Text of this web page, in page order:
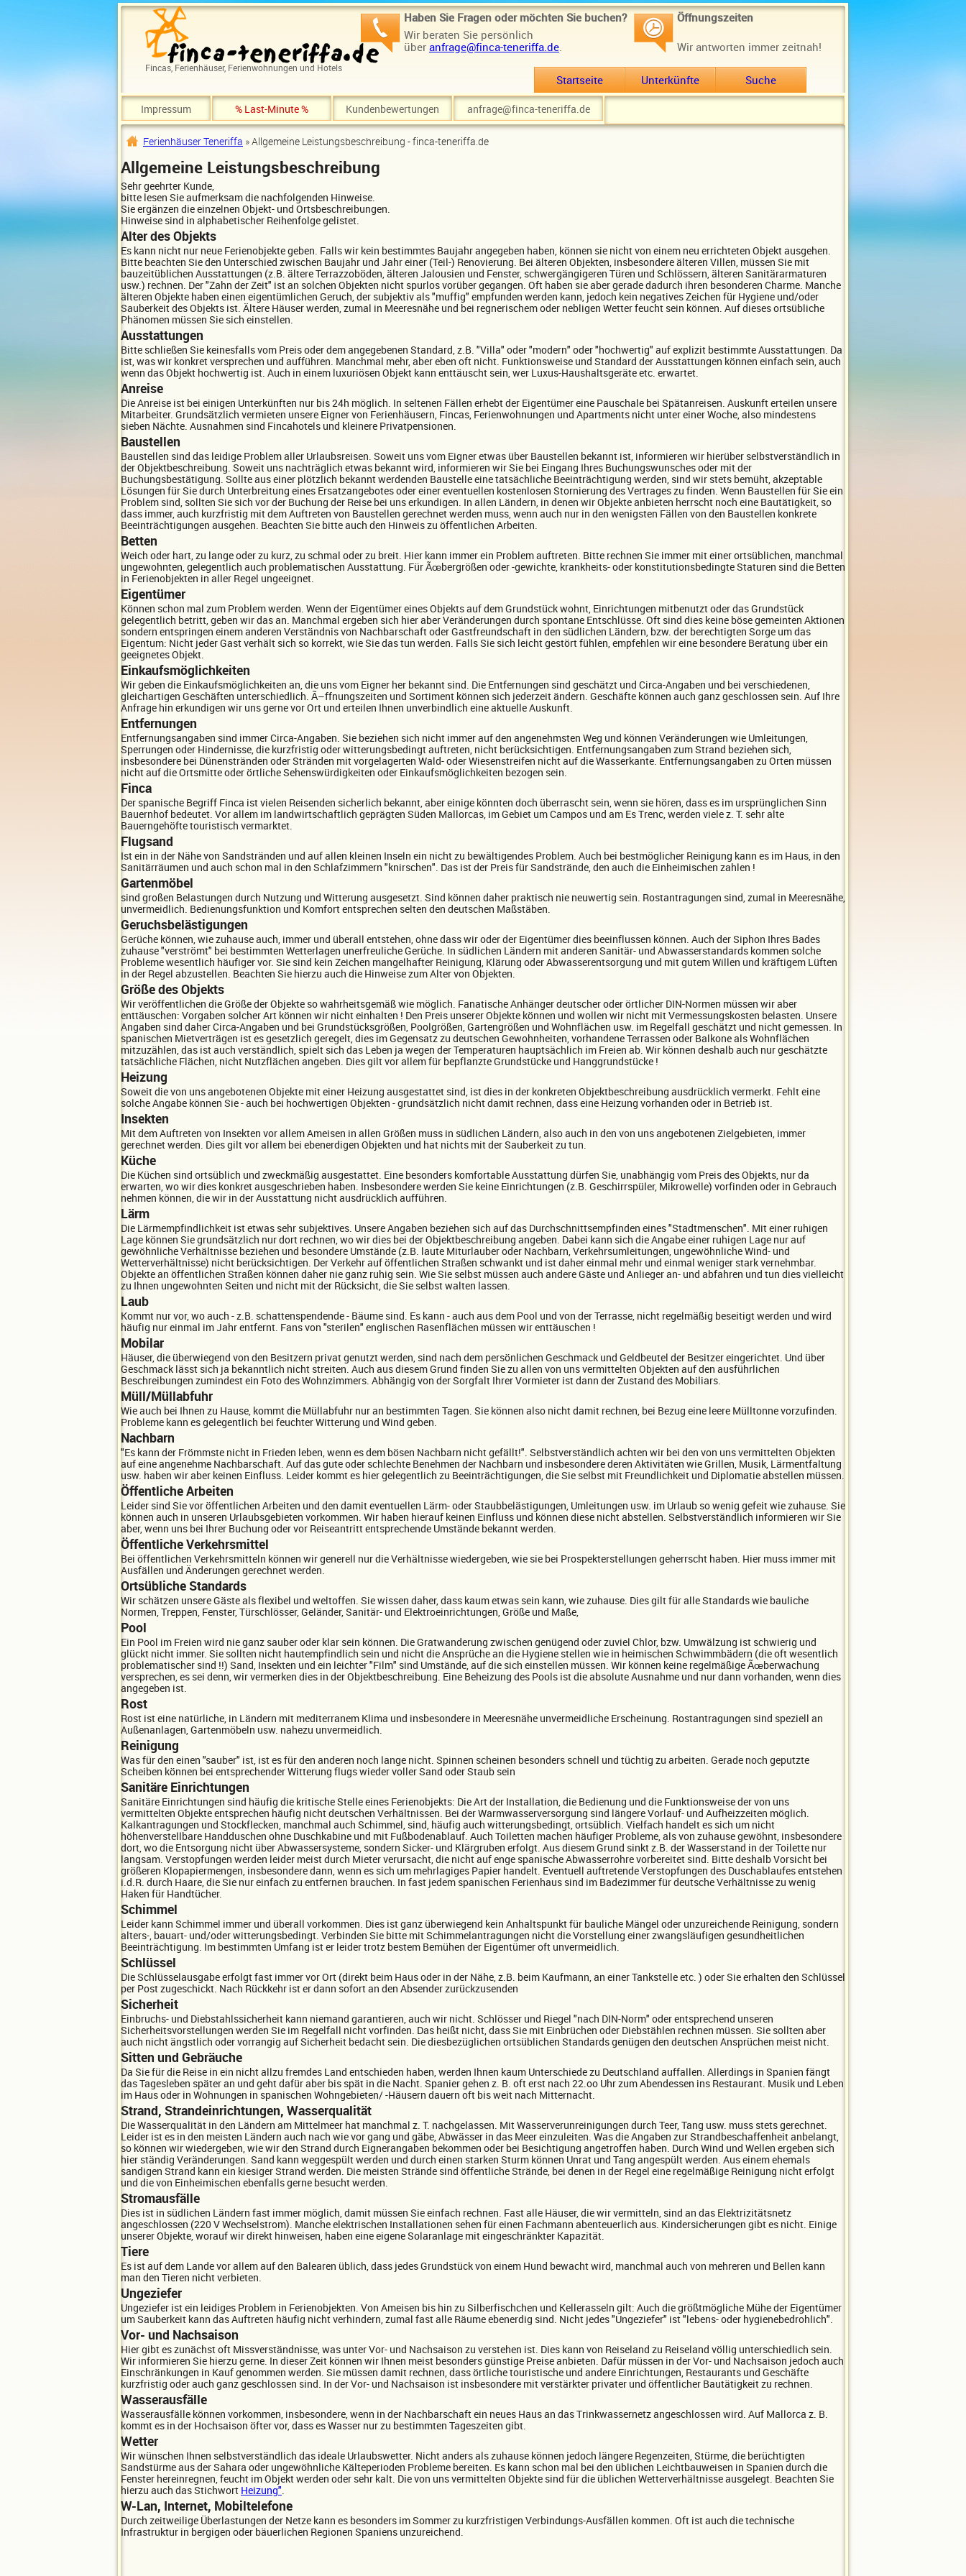
Haben Sie Fragen oder möchten Sie buchen?
Wir beraten Sie persönlich
über anfrage@finca-teneriffa.de.
Öffnungszeiten
Wir antworten immer zeitnah!
Fincas, Ferienhäuser, Ferienwohnungen und Hotels
Startseite Unterkünfte Suche
Impressum % Last-Minute % Kundenbewertungen anfrage@finca-teneriffa.de
Sie sind hier
Ferienhäuser Teneriffa » Allgemeine Leistungsbeschreibung - finca-teneriffa.de
Allgemeine Leistungsbeschreibung
Sehr geehrter Kunde,
bitte lesen Sie aufmerksam die nachfolgenden Hinweise.
Sie ergänzen die einzelnen Objekt- und Ortsbeschreibungen.
Hinweise sind in alphabetischer Reihenfolge gelistet.
Alter des Objekts
Es kann nicht nur neue Ferienobjekte geben. Falls wir kein bestimmtes Baujahr angegeben haben, können sie nicht von einem neu errichteten Objekt ausgehen.
Bitte beachten Sie den Unterschied zwischen Baujahr und Jahr einer (Teil-) Renovierung. Bei älteren Objekten, insbesondere älteren Villen, müssen Sie mit
bauzeitüblichen Ausstattungen (z.B. ältere Terrazzoböden, älteren Jalousien und Fenster, schwergängigeren Türen und Schlössern, älteren Sanitärarmaturen
usw.) rechnen. Der "Zahn der Zeit" ist an solchen Objekten nicht spurlos vorüber gegangen. Oft haben sie aber gerade dadurch ihren besonderen Charme. Manche
älteren Objekte haben einen eigentümlichen Geruch, der subjektiv als "muffig" empfunden werden kann, jedoch kein negatives Zeichen für Hygiene und/oder
Sauberkeit des Objekts ist. Ältere Häuser werden, zumal in Meeresnähe und bei regnerischem oder nebligen Wetter feucht sein können. Auf dieses ortsübliche
Phänomen müssen Sie sich einstellen.
Ausstattungen
Bitte schließen Sie keinesfalls vom Preis oder dem angegebenen Standard, z.B. "Villa" oder "modern" oder "hochwertig" auf explizit bestimmte Ausstattungen. Da
ist, was wir konkret versprechen und aufführen. Manchmal mehr, aber eben oft nicht. Funktionsweise und Standard der Ausstattungen können einfach sein, auch
wenn das Objekt hochwertig ist. Auch in einem luxuriösen Objekt kann enttäuscht sein, wer Luxus-Haushaltsgeräte etc. erwartet.
Anreise
Die Anreise ist bei einigen Unterkünften nur bis 24h möglich. In seltenen Fällen erhebt der Eigentümer eine Pauschale bei Spätanreisen. Auskunft erteilen unsere
Mitarbeiter. Grundsätzlich vermieten unsere Eigner von Ferienhäusern, Fincas, Ferienwohnungen und Apartments nicht unter einer Woche, also mindestens
sieben Nächte. Ausnahmen sind Fincahotels und kleinere Privatpensionen.
Baustellen
Baustellen sind das leidige Problem aller Urlaubsreisen. Soweit uns vom Eigner etwas über Baustellen bekannt ist, informieren wir hierüber selbstverständlich in
der Objektbeschreibung. Soweit uns nachträglich etwas bekannt wird, informieren wir Sie bei Eingang Ihres Buchungswunsches oder mit der
Buchungsbestätigung. Sollte aus einer plötzlich bekannt werdenden Baustelle eine tatsächliche Beeinträchtigung werden, sind wir stets bemüht, akzeptable
Lösungen für Sie durch Unterbreitung eines Ersatzangebotes oder einer eventuellen kostenlosen Stornierung des Vertrages zu finden. Wenn Baustellen für Sie ein
Problem sind, sollten Sie sich vor der Buchung der Reise bei uns erkundigen. In allen Ländern, in denen wir Objekte anbieten herrscht noch eine Bautätigkeit, so
dass immer, auch kurzfristig mit dem Auftreten von Baustellen gerechnet werden muss, wenn auch nur in den wenigsten Fällen von den Baustellen konkrete
Beeinträchtigungen ausgehen. Beachten Sie bitte auch den Hinweis zu öffentlichen Arbeiten.
Betten
Weich oder hart, zu lange oder zu kurz, zu schmal oder zu breit. Hier kann immer ein Problem auftreten. Bitte rechnen Sie immer mit einer ortsüblichen, manchmal
ungewohnten, gelegentlich auch problematischen Ausstattung. Für Ãœbergrößen oder -gewichte, krankheits- oder konstitutionsbedingte Staturen sind die Betten
in Ferienobjekten in aller Regel ungeeignet.
Eigentümer
Können schon mal zum Problem werden. Wenn der Eigentümer eines Objekts auf dem Grundstück wohnt, Einrichtungen mitbenutzt oder das Grundstück
gelegentlich betritt, geben wir das an. Manchmal ergeben sich hier aber Veränderungen durch spontane Entschlüsse. Oft sind dies keine böse gemeinten Aktionen
sondern entspringen einem anderen Verständnis von Nachbarschaft oder Gastfreundschaft in den südlichen Ländern, bzw. der berechtigten Sorge um das
Eigentum: Nicht jeder Gast verhält sich so korrekt, wie Sie das tun werden. Falls Sie sich leicht gestört fühlen, empfehlen wir eine besondere Beratung über ein
geeignetes Objekt.
Einkaufsmöglichkeiten
Wir geben die Einkaufsmöglichkeiten an, die uns vom Eigner her bekannt sind. Die Entfernungen sind geschätzt und Circa-Angaben und bei verschiedenen,
gleichartigen Geschäften unterschiedlich. Ã–ffnungszeiten und Sortiment können sich jederzeit ändern. Geschäfte können auch ganz geschlossen sein. Auf Ihre
Anfrage hin erkundigen wir uns gerne vor Ort und erteilen Ihnen unverbindlich eine aktuelle Auskunft.
Entfernungen
Entfernungsangaben sind immer Circa-Angaben. Sie beziehen sich nicht immer auf den angenehmsten Weg und können Veränderungen wie Umleitungen,
Sperrungen oder Hindernisse, die kurzfristig oder witterungsbedingt auftreten, nicht berücksichtigen. Entfernungsangaben zum Strand beziehen sich,
insbesondere bei Dünenstränden oder Stränden mit vorgelagerten Wald- oder Wiesenstreifen nicht auf die Wasserkante. Entfernungsangaben zu Orten müssen
nicht auf die Ortsmitte oder örtliche Sehenswürdigkeiten oder Einkaufsmöglichkeiten bezogen sein.
Finca
Der spanische Begriff Finca ist vielen Reisenden sicherlich bekannt, aber einige könnten doch überrascht sein, wenn sie hören, dass es im ursprünglichen Sinn
Bauernhof bedeutet. Vor allem im landwirtschaftlich geprägten Süden Mallorcas, im Gebiet um Campos und am Es Trenc, werden viele z. T. sehr alte
Bauerngehöfte touristisch vermarktet.
Flugsand
Ist ein in der Nähe von Sandstränden und auf allen kleinen Inseln ein nicht zu bewältigendes Problem. Auch bei bestmöglicher Reinigung kann es im Haus, in den
Sanitärräumen und auch schon mal in den Schlafzimmern "knirschen". Das ist der Preis für Sandstrände, den auch die Einheimischen zahlen !
Gartenmöbel
sind großen Belastungen durch Nutzung und Witterung ausgesetzt. Sind können daher praktisch nie neuwertig sein. Rostantragungen sind, zumal in Meeresnähe,
unvermeidlich. Bedienungsfunktion und Komfort entsprechen selten den deutschen Maßstäben.
Geruchsbelästigungen
Gerüche können, wie zuhause auch, immer und überall entstehen, ohne dass wir oder der Eigentümer dies beeinflussen können. Auch der Siphon Ihres Bades
zuhause "verströmt" bei bestimmten Wetterlagen unerfreuliche Gerüche. In südlichen Ländern mit anderen Sanitär- und Abwasserstandards kommen solche
Probleme wesentlich häufiger vor. Sie sind kein Zeichen mangelhafter Reinigung, Klärung oder Abwasserentsorgung und mit gutem Willen und kräftigem Lüften
in der Regel abzustellen. Beachten Sie hierzu auch die Hinweise zum Alter von Objekten.
Größe des Objekts
Wir veröffentlichen die Größe der Objekte so wahrheitsgemäß wie möglich. Fanatische Anhänger deutscher oder örtlicher DIN-Normen müssen wir aber
enttäuschen: Vorgaben solcher Art können wir nicht einhalten ! Den Preis unserer Objekte können und wollen wir nicht mit Vermessungskosten belasten. Unsere
Angaben sind daher Circa-Angaben und bei Grundstücksgrößen, Poolgrößen, Gartengrößen und Wohnflächen usw. im Regelfall geschätzt und nicht gemessen. In
spanischen Mietverträgen ist es gesetzlich geregelt, dies im Gegensatz zu deutschen Gewohnheiten, vorhandene Terrassen oder Balkone als Wohnflächen
mitzuzählen, das ist auch verständlich, spielt sich das Leben ja wegen der Temperaturen hauptsächlich im Freien ab. Wir können deshalb auch nur geschätzte
tatsächliche Flächen, nicht Nutzflächen angeben. Dies gilt vor allem für bepflanzte Grundstücke und Hanggrundstücke !
Heizung
Soweit die von uns angebotenen Objekte mit einer Heizung ausgestattet sind, ist dies in der konkreten Objektbeschreibung ausdrücklich vermerkt. Fehlt eine
solche Angabe können Sie - auch bei hochwertigen Objekten - grundsätzlich nicht damit rechnen, dass eine Heizung vorhanden oder in Betrieb ist.
Insekten
Mit dem Auftreten von Insekten vor allem Ameisen in allen Größen muss in südlichen Ländern, also auch in den von uns angebotenen Zielgebieten, immer
gerechnet werden. Dies gilt vor allem bei ebenerdigen Objekten und hat nichts mit der Sauberkeit zu tun.
Küche
Die Küchen sind ortsüblich und zweckmäßig ausgestattet. Eine besonders komfortable Ausstattung dürfen Sie, unabhängig vom Preis des Objekts, nur da
erwarten, wo wir dies konkret ausgeschrieben haben. Insbesondere werden Sie keine Einrichtungen (z.B. Geschirrspüler, Mikrowelle) vorfinden oder in Gebrauch
nehmen können, die wir in der Ausstattung nicht ausdrücklich aufführen.
Lärm
Die Lärmempfindlichkeit ist etwas sehr subjektives. Unsere Angaben beziehen sich auf das Durchschnittsempfinden eines "Stadtmenschen". Mit einer ruhigen
Lage können Sie grundsätzlich nur dort rechnen, wo wir dies bei der Objektbeschreibung angeben. Dabei kann sich die Angabe einer ruhigen Lage nur auf
gewöhnliche Verhältnisse beziehen und besondere Umstände (z.B. laute Miturlauber oder Nachbarn, Verkehrsumleitungen, ungewöhnliche Wind- und
Wetterverhältnisse) nicht berücksichtigen. Der Verkehr auf öffentlichen Straßen schwankt und ist daher einmal mehr und einmal weniger stark vernehmbar.
Objekte an öffentlichen Straßen können daher nie ganz ruhig sein. Wie Sie selbst müssen auch andere Gäste und Anlieger an- und abfahren und tun dies vielleicht
zu Ihnen ungewohnten Seiten und nicht mit der Rücksicht, die Sie selbst walten lassen.
Laub
Kommt nur vor, wo auch - z.B. schattenspendende - Bäume sind. Es kann - auch aus dem Pool und von der Terrasse, nicht regelmäßig beseitigt werden und wird
häufig nur einmal im Jahr entfernt. Fans von "sterilen" englischen Rasenflächen müssen wir enttäuschen !
Mobilar
Häuser, die überwiegend von den Besitzern privat genutzt werden, sind nach dem persönlichen Geschmack und Geldbeutel der Besitzer eingerichtet. Und über
Geschmack lässt sich ja bekanntlich nicht streiten. Auch aus diesem Grund finden Sie zu allen von uns vermittelten Objekten auf den ausführlichen
Beschreibungen zumindest ein Foto des Wohnzimmers. Abhängig von der Sorgfalt Ihrer Vormieter ist dann der Zustand des Mobiliars.
Müll/Müllabfuhr
Wie auch bei Ihnen zu Hause, kommt die Müllabfuhr nur an bestimmten Tagen. Sie können also nicht damit rechnen, bei Bezug eine leere Mülltonne vorzufinden.
Probleme kann es gelegentlich bei feuchter Witterung und Wind geben.
Nachbarn
"Es kann der Frömmste nicht in Frieden leben, wenn es dem bösen Nachbarn nicht gefällt!". Selbstverständlich achten wir bei den von uns vermittelten Objekten
auf eine angenehme Nachbarschaft. Auf das gute oder schlechte Benehmen der Nachbarn und insbesondere deren Aktivitäten wie Grillen, Musik, Lärmentfaltung
usw. haben wir aber keinen Einfluss. Leider kommt es hier gelegentlich zu Beeinträchtigungen, die Sie selbst mit Freundlichkeit und Diplomatie abstellen müssen.
Öffentliche Arbeiten
Leider sind Sie vor öffentlichen Arbeiten und den damit eventuellen Lärm- oder Staubbelästigungen, Umleitungen usw. im Urlaub so wenig gefeit wie zuhause. Sie
können auch in unseren Urlaubsgebieten vorkommen. Wir haben hierauf keinen Einfluss und können diese nicht abstellen. Selbstverständlich informieren wir Sie
aber, wenn uns bei Ihrer Buchung oder vor Reiseantritt entsprechende Umstände bekannt werden.
Öffentliche Verkehrsmittel
Bei öffentlichen Verkehrsmitteln können wir generell nur die Verhältnisse wiedergeben, wie sie bei Prospekterstellungen geherrscht haben. Hier muss immer mit
Ausfällen und Änderungen gerechnet werden.
Ortsübliche Standards
Wir schätzen unsere Gäste als flexibel und weltoffen. Sie wissen daher, dass kaum etwas sein kann, wie zuhause. Dies gilt für alle Standards wie bauliche
Normen, Treppen, Fenster, Türschlösser, Geländer, Sanitär- und Elektroeinrichtungen, Größe und Maße,
Pool
Ein Pool im Freien wird nie ganz sauber oder klar sein können. Die Gratwanderung zwischen genügend oder zuviel Chlor, bzw. Umwälzung ist schwierig und
glückt nicht immer. Sie sollten nicht hautempfindlich sein und nicht die Ansprüche an die Hygiene stellen wie in heimischen Schwimmbädern (die oft wesentlich
problematischer sind !!) Sand, Insekten und ein leichter "Film" sind Umstände, auf die sich einstellen müssen. Wir können keine regelmäßige Ãœberwachung
versprechen, es sei denn, wir vermerken dies in der Objektbeschreibung. Eine Beheizung des Pools ist die absolute Ausnahme und nur dann vorhanden, wenn dies
angegeben ist.
Rost
Rost ist eine natürliche, in Ländern mit mediterranem Klima und insbesondere in Meeresnähe unvermeidliche Erscheinung. Rostantragungen sind speziell an
Außenanlagen, Gartenmöbeln usw. nahezu unvermeidlich.
Reinigung
Was für den einen "sauber" ist, ist es für den anderen noch lange nicht. Spinnen scheinen besonders schnell und tüchtig zu arbeiten. Gerade noch geputzte
Scheiben können bei entsprechender Witterung flugs wieder voller Sand oder Staub sein
Sanitäre Einrichtungen
Sanitäre Einrichtungen sind häufig die kritische Stelle eines Ferienobjekts: Die Art der Installation, die Bedienung und die Funktionsweise der von uns
vermittelten Objekte entsprechen häufig nicht deutschen Verhältnissen. Bei der Warmwasserversorgung sind längere Vorlauf- und Aufheizzeiten möglich.
Kalkantragungen und Stockflecken, manchmal auch Schimmel, sind, häufig auch witterungsbedingt, ortsüblich. Vielfach handelt es sich um nicht
höhenverstellbare Handduschen ohne Duschkabine und mit Fußbodenablauf. Auch Toiletten machen häufiger Probleme, als von zuhause gewöhnt, insbesondere
dort, wo die Entsorgung nicht über Abwassersysteme, sondern Sicker- und Klärgruben erfolgt. Aus diesem Grund sinkt z.B. der Wasserstand in der Toilette nur
langsam. Verstopfungen werden leider meist durch Mieter verursacht, die nicht auf enge spanische Abwasserrohre vorbereitet sind. Bitte deshalb Vorsicht bei
größeren Klopapiermengen, insbesondere dann, wenn es sich um mehrlagiges Papier handelt. Eventuell auftretende Verstopfungen des Duschablaufes entstehen
i.d.R. durch Haare, die Sie nur einfach zu entfernen brauchen. In fast jedem spanischen Ferienhaus sind im Badezimmer für deutsche Verhältnisse zu wenig
Haken für Handtücher.
Schimmel
Leider kann Schimmel immer und überall vorkommen. Dies ist ganz überwiegend kein Anhaltspunkt für bauliche Mängel oder unzureichende Reinigung, sondern
alters-, bauart- und/oder witterungsbedingt. Verbinden Sie bitte mit Schimmelantragungen nicht die Vorstellung einer zwangsläufigen gesundheitlichen
Beeinträchtigung. Im bestimmten Umfang ist er leider trotz bestem Bemühen der Eigentümer oft unvermeidlich.
Schlüssel
Die Schlüsselausgabe erfolgt fast immer vor Ort (direkt beim Haus oder in der Nähe, z.B. beim Kaufmann, an einer Tankstelle etc. ) oder Sie erhalten den Schlüssel
per Post zugeschickt. Nach Rückkehr ist er dann sofort an den Absender zurückzusenden
Sicherheit
Einbruchs- und Diebstahlssicherheit kann niemand garantieren, auch wir nicht. Schlösser und Riegel "nach DIN-Norm" oder entsprechend unseren
Sicherheitsvorstellungen werden Sie im Regelfall nicht vorfinden. Das heißt nicht, dass Sie mit Einbrüchen oder Diebstählen rechnen müssen. Sie sollten aber
auch nicht ängstlich oder vorrangig auf Sicherheit bedacht sein. Die diesbezüglichen ortsüblichen Standards genügen den deutschen Ansprüchen meist nicht.
Sitten und Gebräuche
Da Sie für die Reise in ein nicht allzu fremdes Land entschieden haben, werden Ihnen kaum Unterschiede zu Deutschland auffallen. Allerdings in Spanien fängt
das Tagesleben später an und geht dafür aber bis spät in die Nacht. Spanier gehen z. B. oft erst nach 22.oo Uhr zum Abendessen ins Restaurant. Musik und Leben
im Haus oder in Wohnungen in spanischen Wohngebieten/ -Häusern dauern oft bis weit nach Mitternacht.
Strand, Strandeinrichtungen, Wasserqualität
Die Wasserqualität in den Ländern am Mittelmeer hat manchmal z. T. nachgelassen. Mit Wasserverunreinigungen durch Teer, Tang usw. muss stets gerechnet.
Leider ist es in den meisten Ländern auch nach wie vor gang und gäbe, Abwässer in das Meer einzuleiten. Was die Angaben zur Strandbeschaffenheit anbelangt,
so können wir wiedergeben, wie wir den Strand durch Eignerangaben bekommen oder bei Besichtigung angetroffen haben. Durch Wind und Wellen ergeben sich
hier ständig Veränderungen. Sand kann weggespült werden und durch einen starken Sturm können Unrat und Tang angespült werden. Aus einem ehemals
sandigen Strand kann ein kiesiger Strand werden. Die meisten Strände sind öffentliche Strände, bei denen in der Regel eine regelmäßige Reinigung nicht erfolgt
und die von Einheimischen ebenfalls gerne besucht werden.
Stromausfälle
Dies ist in südlichen Ländern fast immer möglich, damit müssen Sie einfach rechnen. Fast alle Häuser, die wir vermitteln, sind an das Elektrizitätsnetz
angeschlossen (220 V Wechselstrom). Manche elektrischen Installationen sehen für einen Fachmann abenteuerlich aus. Kindersicherungen gibt es nicht. Einige
unserer Objekte, worauf wir direkt hinweisen, haben eine eigene Solaranlage mit eingeschränkter Kapazität.
Tiere
Es ist auf dem Lande vor allem auf den Balearen üblich, dass jedes Grundstück von einem Hund bewacht wird, manchmal auch von mehreren und Bellen kann
man den Tieren nicht verbieten.
Ungeziefer
Ungeziefer ist ein leidiges Problem in Ferienobjekten. Von Ameisen bis hin zu Silberfischchen und Kellerasseln gilt: Auch die größtmögliche Mühe der Eigentümer
um Sauberkeit kann das Auftreten häufig nicht verhindern, zumal fast alle Räume ebenerdig sind. Nicht jedes "Ungeziefer" ist "lebens- oder hygienebedrohlich".
Vor- und Nachsaison
Hier gibt es zunächst oft Missverständnisse, was unter Vor- und Nachsaison zu verstehen ist. Dies kann von Reiseland zu Reiseland völlig unterschiedlich sein.
Wir informieren Sie hierzu gerne. In dieser Zeit können wir Ihnen meist besonders günstige Preise anbieten. Dafür müssen in der Vor- und Nachsaison jedoch auch
Einschränkungen in Kauf genommen werden. Sie müssen damit rechnen, dass örtliche touristische und andere Einrichtungen, Restaurants und Geschäfte
kurzfristig oder auch ganz geschlossen sind. In der Vor- und Nachsaison ist insbesondere mit verstärkter privater und öffentlicher Bautätigkeit zu rechnen.
Wasserausfälle
Wasserausfälle können vorkommen, insbesondere, wenn in der Nachbarschaft ein neues Haus an das Trinkwassernetz angeschlossen wird. Auf Mallorca z. B.
kommt es in der Hochsaison öfter vor, dass es Wasser nur zu bestimmten Tageszeiten gibt.
Wetter
Wir wünschen Ihnen selbstverständlich das ideale Urlaubswetter. Nicht anders als zuhause können jedoch längere Regenzeiten, Stürme, die berüchtigten
Sandstürme aus der Sahara oder ungewöhnliche Kälteperioden Probleme bereiten. Es kann schon mal bei den üblichen Leichtbauweisen in Spanien durch die
Fenster hereinregnen, feucht im Objekt werden oder sehr kalt. Die von uns vermittelten Objekte sind für die üblichen Wetterverhältnisse ausgelegt. Beachten Sie
hierzu auch das Stichwort Heizung".
W-Lan, Internet, Mobiltelefone
Durch zeitweilige Überlastungen der Netze kann es besonders im Sommer zu kurzfristigen Verbindungs-Ausfällen kommen. Oft ist auch die technische
Infrastruktur in bergigen oder bäuerlichen Regionen Spaniens unzureichend.